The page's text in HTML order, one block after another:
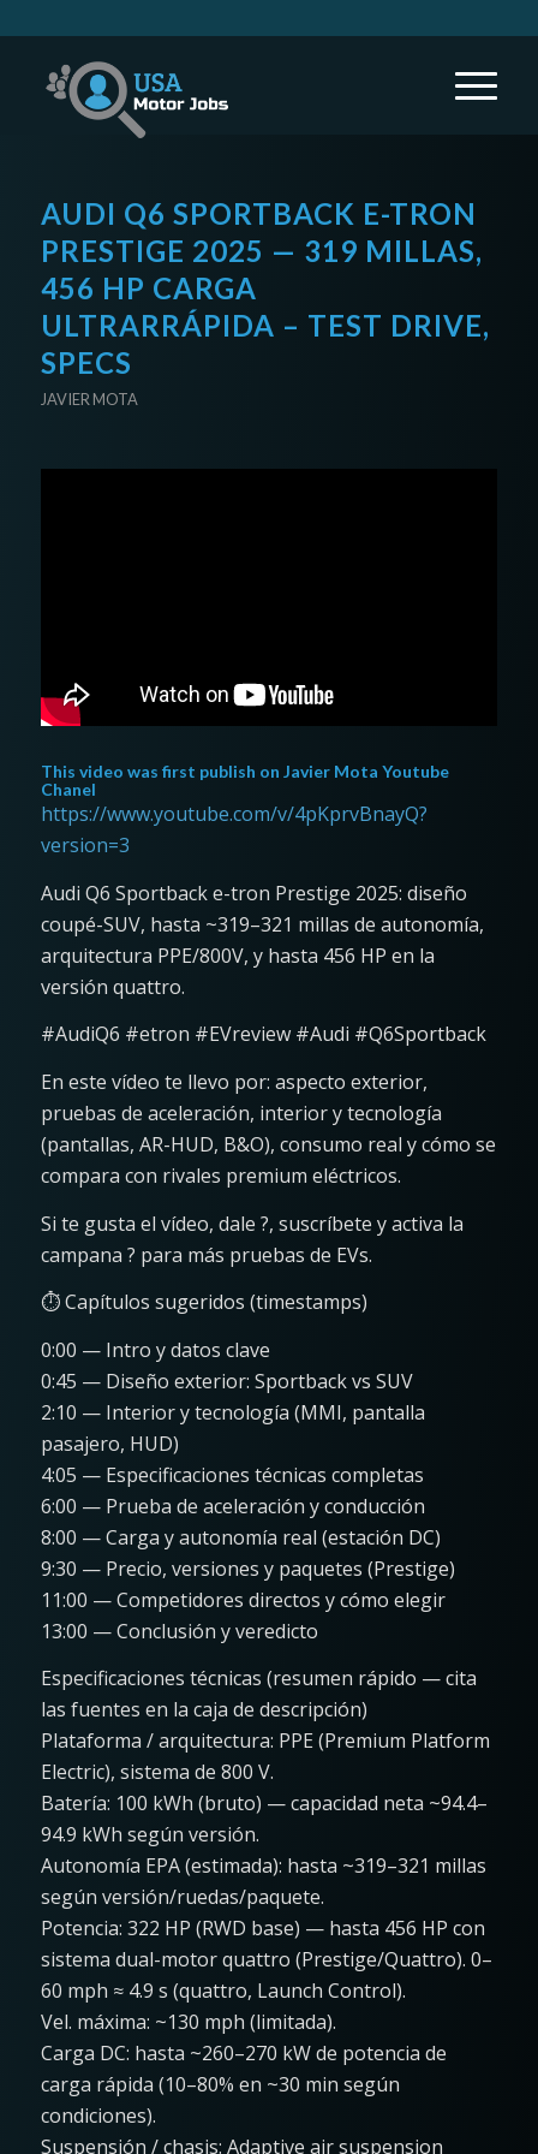
AUDI Q6 SPORTBACK E-TRON
PRESTIGE 2025 — 319 MILLAS,
456 HP CARGA
ULTRARRÁPIDA – TEST DRIVE,
SPECS
JAVIER MOTA
This video was first publish on Javier Mota Youtube
Chanel
https://www.youtube.com/v/4pKprvBnayQ?
version=3
Audi Q6 Sportback e-tron Prestige 2025: diseño
coupé-SUV, hasta ~319–321 millas de autonomía,
arquitectura PPE/800V, y hasta 456 HP en la
versión quattro.
#AudiQ6 #etron #EVreview #Audi #Q6Sportback
En este vídeo te llevo por: aspecto exterior,
pruebas de aceleración, interior y tecnología
(pantallas, AR-HUD, B&O), consumo real y cómo se
compara con rivales premium eléctricos.
Si te gusta el vídeo, dale ?, suscríbete y activa la
campana ? para más pruebas de EVs.
⏱️ Capítulos sugeridos (timestamps)
0:00 — Intro y datos clave
0:45 — Diseño exterior: Sportback vs SUV
2:10 — Interior y tecnología (MMI, pantalla
pasajero, HUD)
4:05 — Especificaciones técnicas completas
6:00 — Prueba de aceleración y conducción
8:00 — Carga y autonomía real (estación DC)
9:30 — Precio, versiones y paquetes (Prestige)
11:00 — Competidores directos y cómo elegir
13:00 — Conclusión y veredicto
Especificaciones técnicas (resumen rápido — cita
las fuentes en la caja de descripción)
Plataforma / arquitectura: PPE (Premium Platform
Electric), sistema de 800 V.
Batería: 100 kWh (bruto) — capacidad neta ~94.4–
94.9 kWh según versión.
Autonomía EPA (estimada): hasta ~319–321 millas
según versión/ruedas/paquete.
Potencia: 322 HP (RWD base) — hasta 456 HP con
sistema dual-motor quattro (Prestige/Quattro). 0–
60 mph ≈ 4.9 s (quattro, Launch Control).
Vel. máxima: ~130 mph (limitada).
Carga DC: hasta ~260–270 kW de potencia de
carga rápida (10–80% en ~30 min según
condiciones).
Suspensión / chasis: Adaptive air suspension